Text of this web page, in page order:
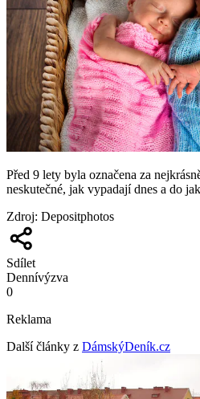
Před 9 lety byla označena za
neskutečné, jak vypadají dnes a do
Zdroj: Depositphotos
Sdílet
Dennívýzva
0
Reklama
Další články z DámskýDeník.cz